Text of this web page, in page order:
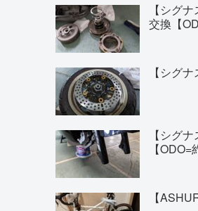
【シグ
交換【
【シグ
【シグ
【ODO=
【